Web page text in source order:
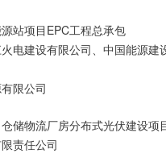
站项目EPC工程总承包
电建设有限公司、中国能源
限公司
储物流厂房分布式光伏建设项
责任公司